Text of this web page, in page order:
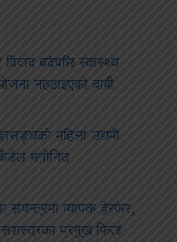
बढेपछि स्वास्थ्य
नहटाइएको दाबी
महिला उद्यमी
मनोनित
संयन्त्रमा व्यापक हेरफेर,
प्रमुख फिर्ता